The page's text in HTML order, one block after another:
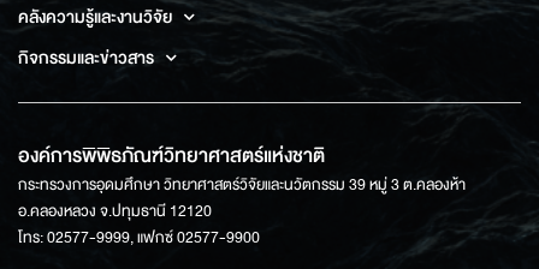
คลังความรู้และงานวิจัย
กิจกรรมและข่าวสาร
องค์การพิพิธภัณฑ์วิทยาศาสตร์แห่งชาติ
กระทรวงการอุดมศึกษา วิทยาศาสตร์วิจัยและนวัตกรรม 39 หมู่ 3 ต.คลองห้า
อ.คลองหลวง จ.ปทุมธานี 12120
โทร: 02577-9999, แฟกซ์ 02577-9900